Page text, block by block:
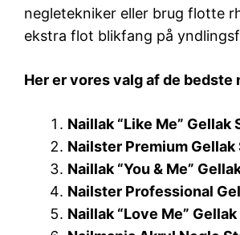
negletekniker eller brug flotte
ekstra flot blikfang på
Her er vores valg af de
Naillak “Like Me” Gellak
Nailster Premium
Naillak “You & Me”
Nailster Professional
Naillak “Love Me”